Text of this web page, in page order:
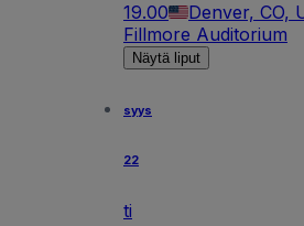
19.00 Denver, CO,
Fillmore Auditorium
Näytä liput
syys
22
ti